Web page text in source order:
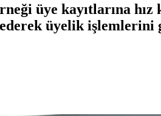
üye kayıtlarına
üyelik